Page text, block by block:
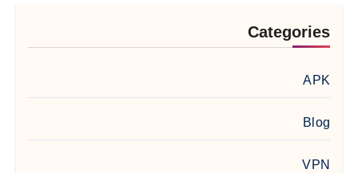
Categories
APK
Blog
VPN